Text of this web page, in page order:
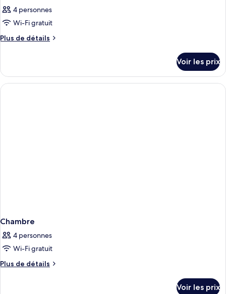
4 personnes
Wi-Fi gratuit
Plus de détails
Plus
le
type
de
Voir les prix
Chambre
4 personnes
Wi-Fi gratuit
Plus de détails
Plus
Voir les prix